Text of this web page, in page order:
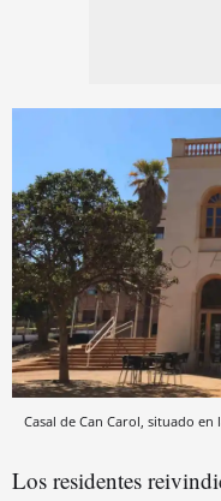
Casal de Can Carol, situado en
Los residentes